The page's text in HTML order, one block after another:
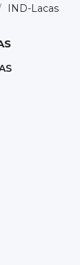
IND-Lacas